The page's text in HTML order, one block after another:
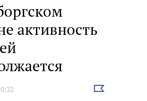
активность
Выбрать